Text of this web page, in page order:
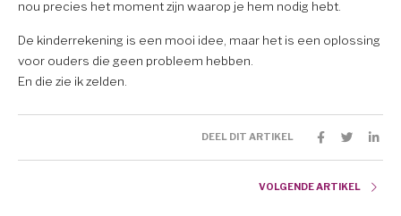
nou precies het moment zijn waarop je hem nodig hebt.
De kinderrekening is een mooi idee, maar het is een oplossing
voor ouders die geen probleem hebben.
En die zie ik zelden.
DEEL DIT ARTIKEL
VOLGENDE ARTIKEL